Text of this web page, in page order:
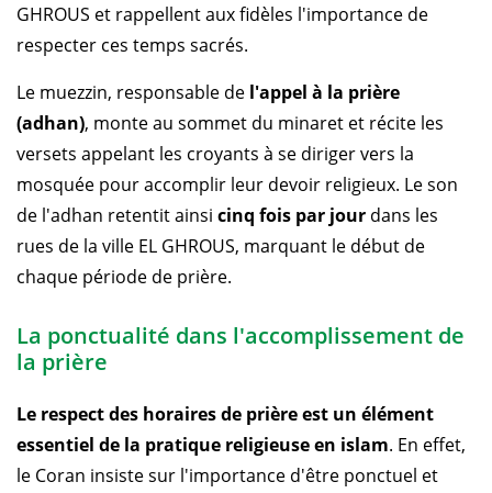
GHROUS et rappellent aux fidèles l'importance de
respecter ces temps sacrés.
Le muezzin, responsable de l'appel à la prière
(adhan), monte au sommet du minaret et récite les
versets appelant les croyants à se diriger vers la
mosquée pour accomplir leur devoir religieux. Le son
de l'adhan retentit ainsi cinq fois par jour dans les
rues de la ville EL GHROUS, marquant le début de
chaque période de prière.
La ponctualité dans l'accomplissement de
la prière
Le respect des horaires de prière est un élément
essentiel de la pratique religieuse en islam. En effet,
le Coran insiste sur l'importance d'être ponctuel et